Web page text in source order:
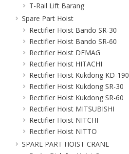
T-Rail Lift Barang
Spare Part Hoist
Rectifier Hoist Bando SR-30
Rectifier Hoist Bando SR-60
Rectifier Hoist DEMAG
Rectifier Hoist HITACHI
Rectifier Hoist Kukdong KD-190
Rectifier Hoist Kukdong SR-30
Rectifier Hoist Kukdong SR-60
Rectifier Hoist MITSUBISHI
Rectifier Hoist NITCHI
Rectifier Hoist NITTO
SPARE PART HOIST CRANE